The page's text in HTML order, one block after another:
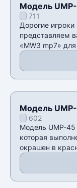
Модель
711
Дорогие игроки
представляем
«MW3 mp7»
Модель
v34602
Модель UMP-45
которая
окрашен в